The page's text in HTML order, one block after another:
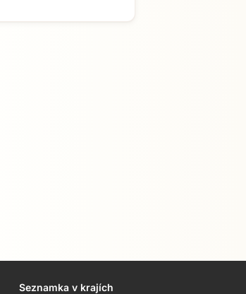
Seznamka v krajích